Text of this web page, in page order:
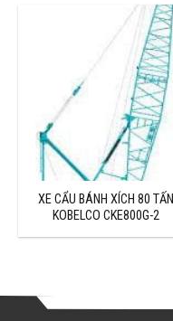
XE CẨU BÁNH XÍCH 80 TẤN
KOBELCO CKE800G-2